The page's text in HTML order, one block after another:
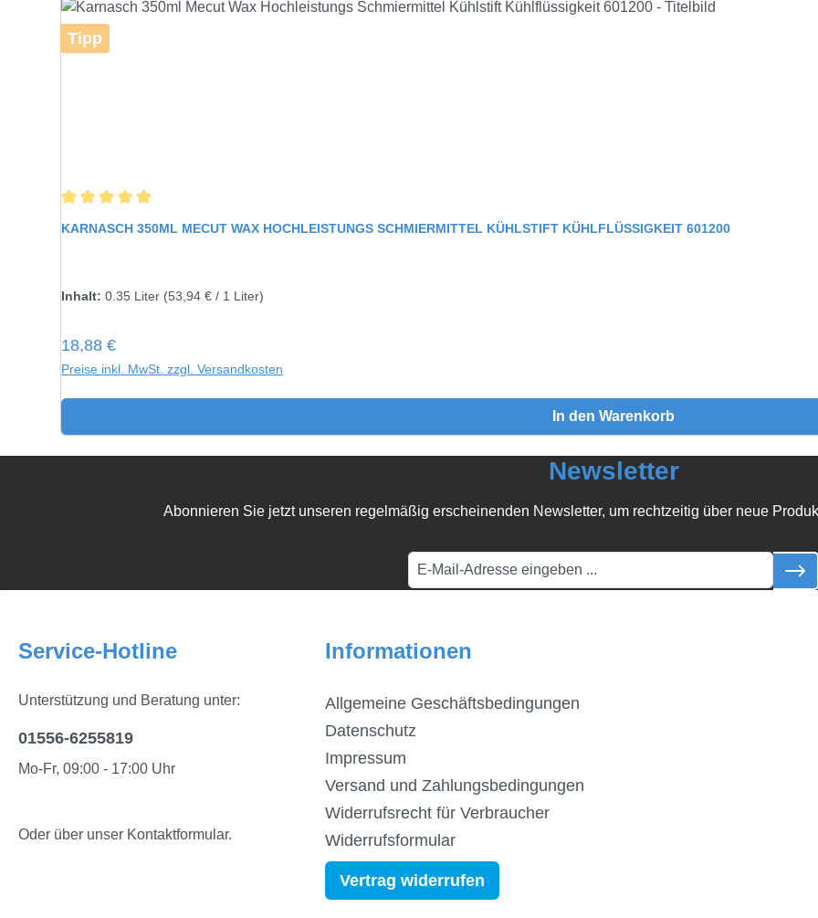
Tipp
KARNASCH 350ML MECUT WAX HOCHLEISTUNGS SCHMIERMITTEL KÜHLSTIFT KÜHLFLÜSSIGKEIT 601200
Inhalt: 0.35 Liter (53,94 € / 1 Liter)
Regulärer Preis:
18,88 €
Preise inkl. MwSt. zzgl. Versandkosten
In den Warenkorb
Newsletter
Abonnieren Sie jetzt unseren regelmäßig erscheinenden Newsletter, um rechtzeitig über neue
Service-Hotline
Unterstützung und Beratung unter:
01556-6255819
Mo-Fr, 09:00 - 17:00 Uhr
Oder über unser Kontaktformular.
Informationen
Allgemeine Geschäftsbedingungen
Datenschutz
Impressum
Versand und Zahlungsbedingungen
Widerrufsrecht für Verbraucher
Widerrufsformular
Vertrag widerrufen